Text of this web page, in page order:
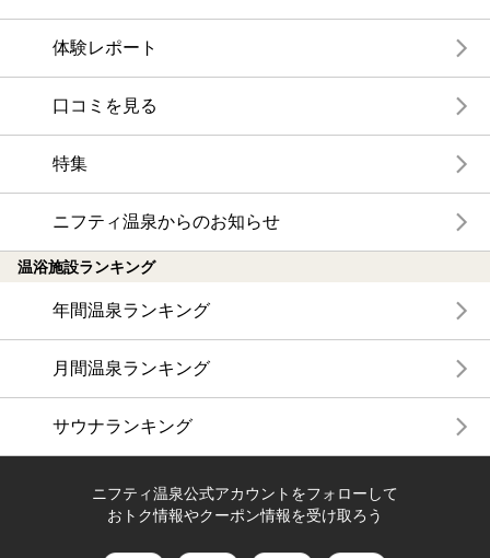
体験レポート
口コミを見る
特集
ニフティ温泉からのお知らせ
温浴施設ランキング
年間温泉ランキング
月間温泉ランキング
サウナランキング
ニフティ温泉公式アカウントをフォローして
おトク情報やクーポン情報を受け取ろう